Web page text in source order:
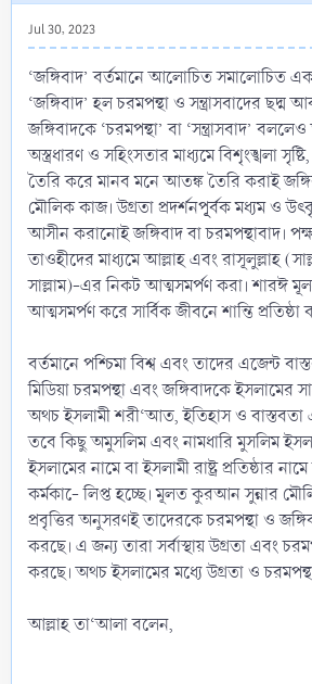
Jul 30, 2023
‘জঙ্গিবাদ’ বর্তমানে আলোচিত সমালোচিত
‘জঙ্গিবাদ’ হল চরমপন্থা ও সন্ত্রাসবাদের
জঙ্গিবাদকে ‘চরমপন্থা’ বা ‘সন্ত্রাসবাদ’
অস্ত্রধারণ ও সহিংসতার মাধ্যমে বিশৃংঙ্খলা
তৈরি করে মানব মনে আতঙ্ক তৈরি করাই
মৌলিক কাজ। উগ্রতা প্রদর্শনপূূর্বক মধ্যম ও
আসীন করানোই জঙ্গিবাদ বা চরমপন্থাবাদ।
তাওহীদের মাধ্যমে আল্লাহ এবং রাসূলুল্লাহ
সাল্লাম)-এর নিকট আত্মসমর্পণ করা। শারঈ
আত্মসমর্পণ করে সার্বিক জীবনে শান্তি প্রতিষ্ঠা
বর্তমানে পশ্চিমা বিশ্ব এবং তাদের এজেন্ট
মিডিয়া চরমপন্থা এবং জঙ্গিবাদকে ইসলামের
অথচ ইসলামী শরী‘আত, ইতিহাস ও বাস্তবতা
তবে কিছু অমুসলিম এবং নামধারি মুসলিম
ইসলামের নামে বা ইসলামী রাষ্ট্র প্রতিষ্ঠার
কর্মকা-ে লিপ্ত হচ্ছে। মূলত কুরআন সুন্নার
প্রবৃত্তির অনুসরণই তাদেরকে চরমপন্থা ও
করছে। এ জন্য তারা সর্বাস্থায় উগ্রতা এবং
করছে। অথচ ইসলামের মধ্যে উগ্রতা ও
আল্লাহ তা‘আলা বলেন,